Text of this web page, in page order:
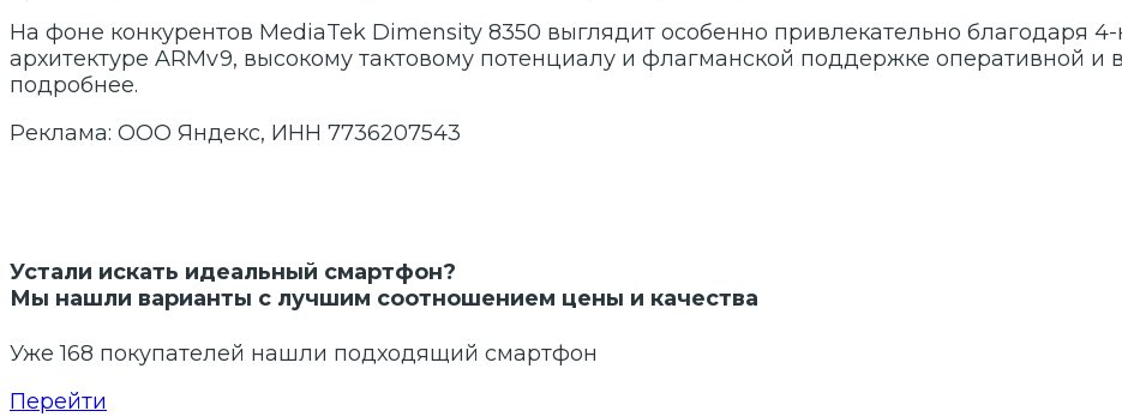
На фоне конкурентов MediaTek Dimensity 8350 выглядит особенно привлекательно благодаря
архитектуре ARMv9, высокому тактовому потенциалу и флагманской поддержке оперативной и
подробнее.
Реклама: ООО Яндекс, ИНН 7736207543
Устали искать идеальный смартфон?
Мы нашли варианты с лучшим соотношением цены и качества
Уже 168 покупателей нашли подходящий смартфон
Перейти